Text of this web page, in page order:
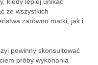
ze wszystkich
zarówno matki, jak i
powinny skonsultować
próby wykonania